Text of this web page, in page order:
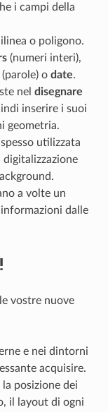
i campi della
o poligono.
(numeri interi),
(parole) o date.
nel disegnare
inserire i suoi
geometria.
utilizzata
digitalizzazione
a volte un
dalle
vostre nuove
e nei dintorni
acquisire.
posizione dei
il layout di ogni